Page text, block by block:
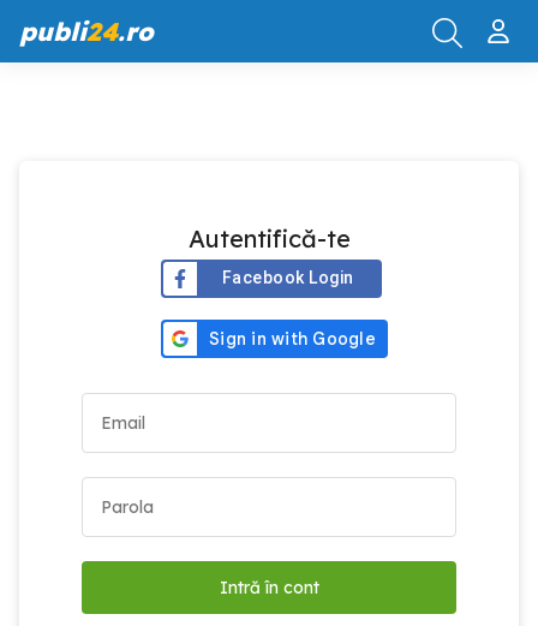
publi24.ro
Autentifică-te
Facebook Login